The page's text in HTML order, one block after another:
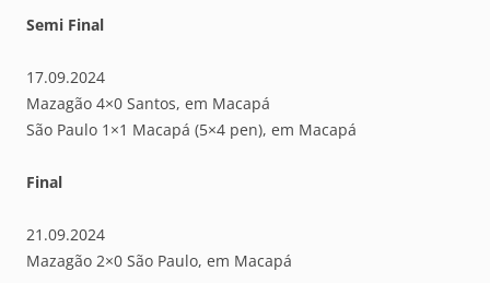
Semi Final
17.09.2024
Mazagão 4×0 Santos, em Macapá
São Paulo 1×1 Macapá (5×4 pen), em Macapá
Final
21.09.2024
Mazagão 2×0 São Paulo, em Macapá